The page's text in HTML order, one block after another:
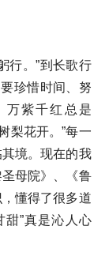
行。”到长歌行
珍惜时间、努
万紫千红总是
梨花开。”每一
境。现在的我
母院》、《鲁
懂得了很多道
”真是沁人心